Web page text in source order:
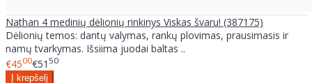
Nathan 4 medinių dėlionių rinkinys Viskas švaru! (387175)
Dėlionių temos: dantų valymas, rankų plovimas, prausimasis ir
namų tvarkymas. Išsiima juodai baltas ..
€4500€51 50